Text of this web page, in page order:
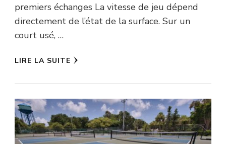
premiers échanges La vitesse de jeu dépend
directement de l’état de la surface. Sur un
court usé, …
LIRE LA SUITE